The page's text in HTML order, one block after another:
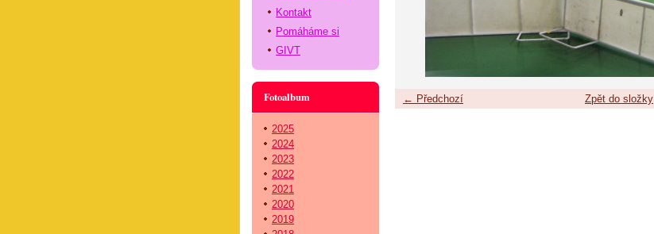
← Předchozí Zpět do složky
Kontakt
Pomáháme si
GIVT
Fotoalbum
2025
2024
2023
2022
2021
2020
2019